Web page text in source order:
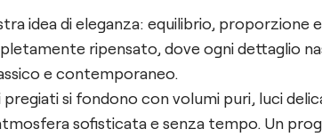
idea di eleganza: equilibrio, proporzione
ripensato, dove ogni dettaglio
e contemporaneo.
si fondono con volumi puri, luci
sofisticata e senza tempo. Un